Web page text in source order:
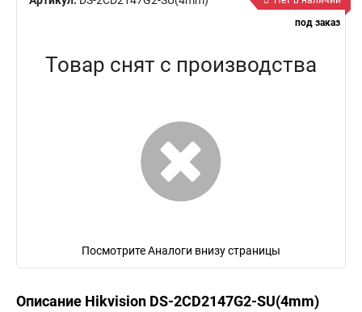
под заказ
Товар снят с производства
Посмотрите Аналоги внизу страницы
Описание Hikvision DS-2CD2147G2-SU(4mm)